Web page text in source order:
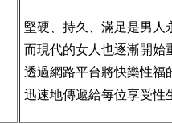
堅硬、持久、滿足是男人
而現代的女人也逐漸開始
透過網路平台將快樂性福
迅速地傳遞給每位享受性